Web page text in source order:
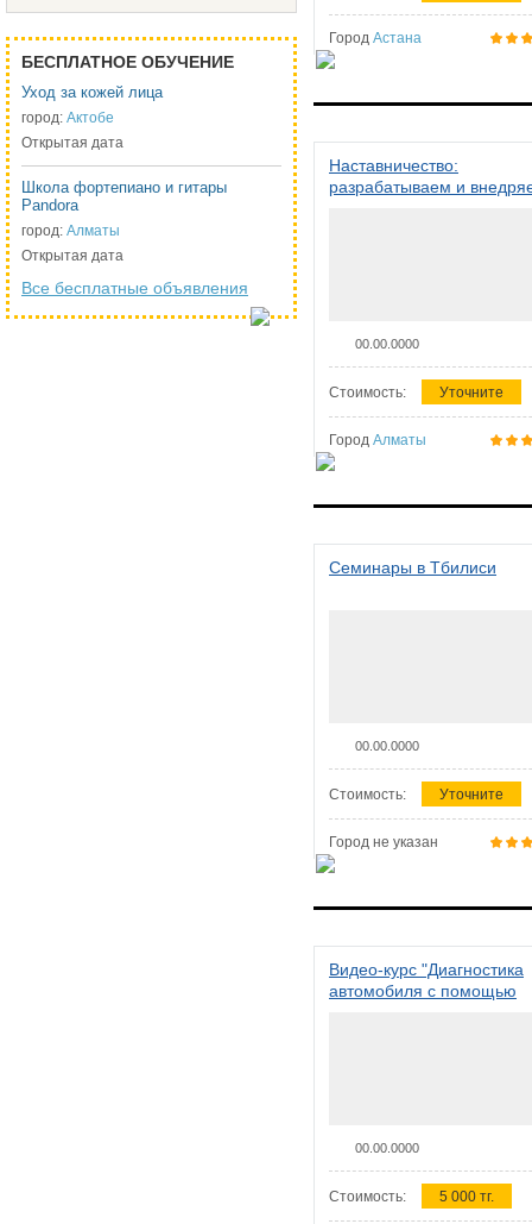
БЕСПЛАТНОЕ ОБУЧЕНИЕ
Уход за кожей лица
город: Актобе
Открытая дата
Школа фортепиано и гитары
Pandora
город: Алматы
Открытая дата
Все бесплатные объявления
Город Астана
Наставничество:
разрабатываем и
00.00.0000
Стоимость: Уточните
Город Алматы
Семинары в Тбилиси
00.00.0000
Стоимость: Уточните
Город не указан
Видео-курс "Диагностика
автомобиля с помощью
00.00.0000
Стоимость: 5 000 тг.